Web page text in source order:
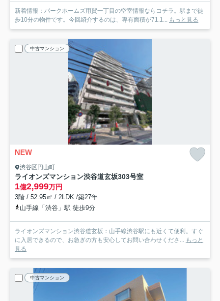
新着情報：パークホームズ用賀一丁目の空室情報ならコチラ。駅まで徒
歩10分の物件です。今回紹介するのは、専有面積が71.1... もっと見る
中古マンション
NEW
渋谷区円山町
ライオンズマンション渋谷道玄坂303号室
1億2,999万円
3階 / 52.95㎡ / 2LDK /築27年
山手線「渋谷」駅 徒歩9分
ライオンズマンション渋谷道玄坂：山手線渋谷駅にも近くて便利。すぐ
に入居できるので、お急ぎの方も安心してお問い合わせくださ... もっと
見る
中古マンション